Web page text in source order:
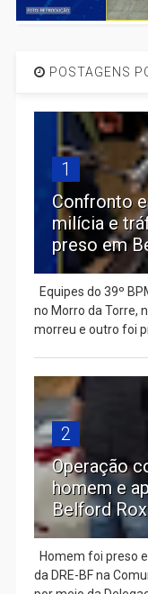
POSTAGENS
1
Confronto
milícia e
preso em
Equipes do 39º
no Morro da Torre,
morreu e outro foi
2
Operação
homem e
Belford
Homem foi preso
da DRE-BF na